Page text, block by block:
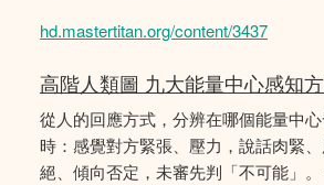
hd.mastertitan.org/content/3437
高階人類圖 九大能量中心感知
從人的回應方式，分辨在哪個能量中
時：感覺對方緊張、壓力，說話肉緊
絕、傾向否定，未審先判「不可能」